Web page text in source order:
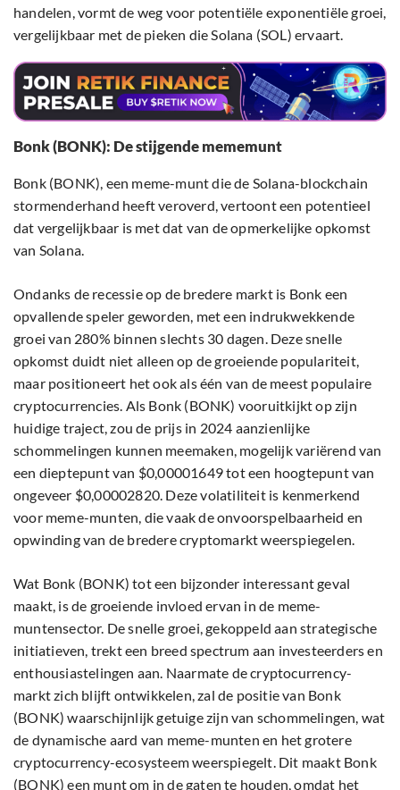
handelen, vormt de weg voor potentiële exponentiële groei,
vergelijkbaar met de pieken die Solana (SOL) ervaart.
Bonk (BONK): De stijgende mememunt
Bonk (BONK), een meme-munt die de Solana-blockchain
stormenderhand heeft veroverd, vertoont een potentieel
dat vergelijkbaar is met dat van de opmerkelijke opkomst
van Solana.
Ondanks de recessie op de bredere markt is Bonk een
opvallende speler geworden, met een indrukwekkende
groei van 280% binnen slechts 30 dagen. Deze snelle
opkomst duidt niet alleen op de groeiende populariteit,
maar positioneert het ook als één van de meest populaire
cryptocurrencies. Als Bonk (BONK) vooruitkijkt op zijn
huidige traject, zou de prijs in 2024 aanzienlijke
schommelingen kunnen meemaken, mogelijk variërend van
een dieptepunt van $0,00001649 tot een hoogtepunt van
ongeveer $0,00002820. Deze volatiliteit is kenmerkend
voor meme-munten, die vaak de onvoorspelbaarheid en
opwinding van de bredere cryptomarkt weerspiegelen.
Wat Bonk (BONK) tot een bijzonder interessant geval
maakt, is de groeiende invloed ervan in de meme-
muntensector. De snelle groei, gekoppeld aan strategische
initiatieven, trekt een breed spectrum aan investeerders en
enthousiastelingen aan. Naarmate de cryptocurrency-
markt zich blijft ontwikkelen, zal de positie van Bonk
(BONK) waarschijnlijk getuige zijn van schommelingen, wat
de dynamische aard van meme-munten en het grotere
cryptocurrency-ecosysteem weerspiegelt. Dit maakt Bonk
(BONK) een munt om in de gaten te houden, omdat het